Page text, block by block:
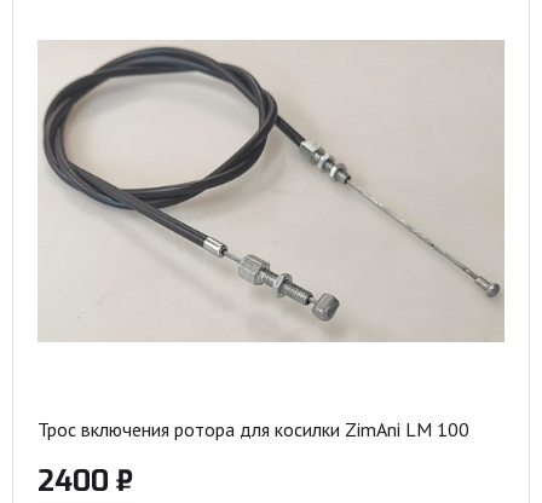
Трос включения ротора для косилки ZimAni LM 100
2400 ₽